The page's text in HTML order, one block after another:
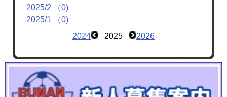
2025/2 （0)
2025/1 （0)
2024
2025 2026